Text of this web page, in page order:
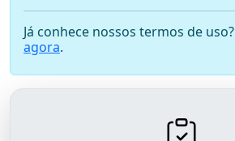
Já conhece nossos termos de uso?
agora.